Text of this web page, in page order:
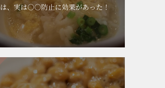
は、実は○○防止に効果があった！